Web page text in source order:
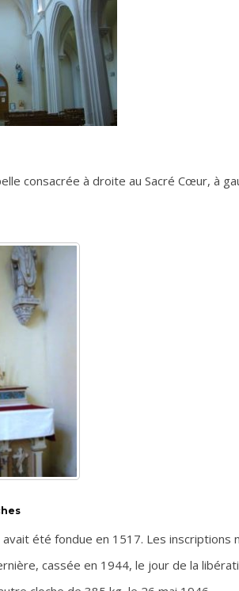
consacrée à droite au Sacré Cœur, à
été fondue en 1517. Les inscriptions
cassée en 1944, le jour de la